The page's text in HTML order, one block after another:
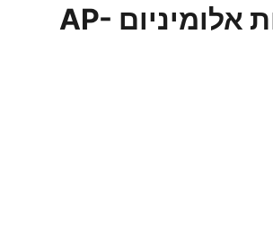
פתח שרות אלומיניום AP-